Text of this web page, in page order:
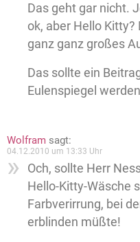
Das geht gar nicht.
ok, aber Hello
ganz ganz großes
Das sollte ein
Eulenspiegel
Wolfram sagt:
04.12.2010 um 13:33 Uhr
Och, sollte Herr
Hello-Kitty-Wäsche
Farbverirrung, bei
erblinden müßte!